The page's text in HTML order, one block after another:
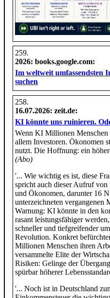
2026: books.google.com:
Im weltweit umfassendsten
suchen
16.07.2026: zeit.de:
KI könnte uns ruinieren.
Wenn KI Millionen Menschen
allem Investoren. Ökonomen
nutzt. Die Hoffnung: ein
(Abo)
'... Wie wichtig es ist, diese
spricht auch dieser Aufruf
und Ökonomen, darunter 16
unterzeichneten vergangenen
Warnung: KI könnte in den
rasant leistungsfähiger
schneller und tiefgreifender
Revolution. Konkret
Millionen Menschen ihren
versammelte Elite der
Risiken: Gelinge der
spürbar höherer
'... Noch ist in Deutschland